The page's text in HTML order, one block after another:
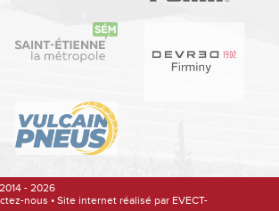
- 2026
nous • Site internet réalisé par EVECT-